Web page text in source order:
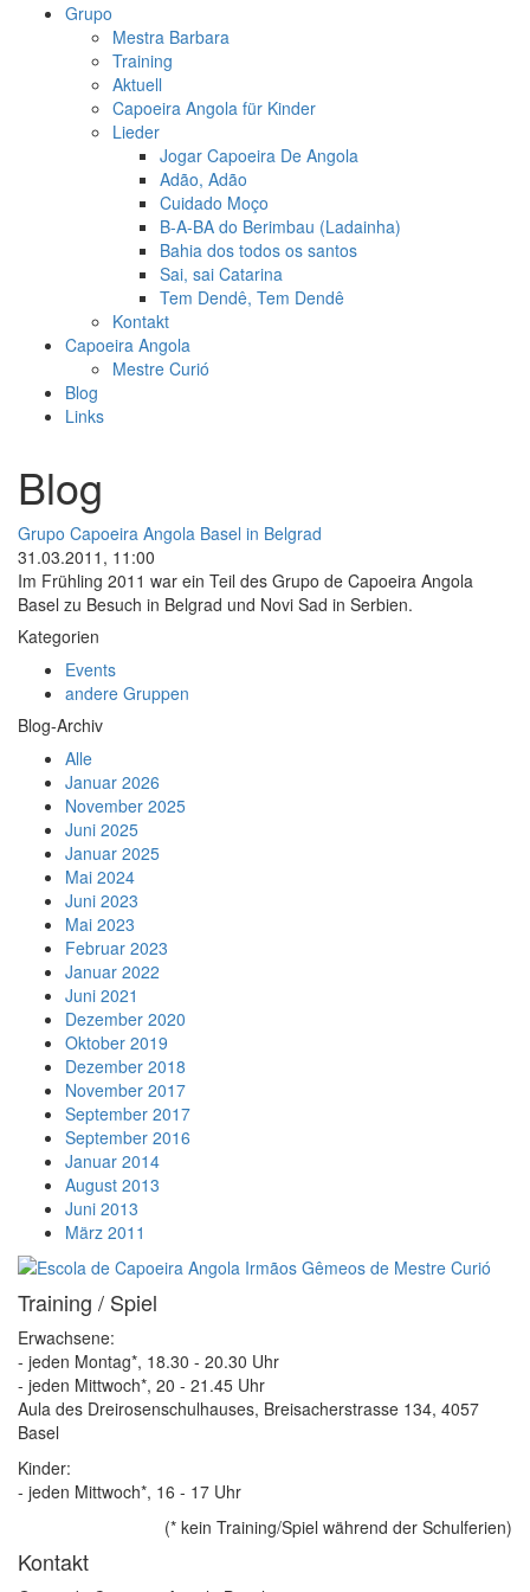
Grupo
Mestra Barbara
Training
Aktuell
Capoeira Angola für Kinder
Lieder
Jogar Capoeira De Angola
Adão, Adão
Cuidado Moço
B-A-BA do Berimbau (Ladainha)
Bahia dos todos os santos
Sai, sai Catarina
Tem Dendê, Tem Dendê
Kontakt
Capoeira Angola
Mestre Curió
Blog
Links
Blog
Grupo Capoeira Angola Basel in Belgrad
31.03.2011, 11:00
Im Frühling 2011 war ein Teil des Grupo de Capoeira Angola
Basel zu Besuch in Belgrad und Novi Sad in Serbien.
Kategorien
Events
andere Gruppen
Blog-Archiv
Alle
Januar 2026
November 2025
Juni 2025
Januar 2025
Mai 2024
Juni 2023
Mai 2023
Februar 2023
Januar 2022
Juni 2021
Dezember 2020
Oktober 2019
Dezember 2018
November 2017
September 2017
September 2016
Januar 2014
August 2013
Juni 2013
März 2011
Training / Spiel
Erwachsene:
- jeden Montag*, 18.30 - 20.30 Uhr
- jeden Mittwoch*, 20 - 21.45 Uhr
Aula des Dreirosenschulhauses, Breisacherstrasse 134, 4057
Basel
Kinder:
- jeden Mittwoch*, 16 - 17 Uhr
(* kein Training/Spiel während der Schulferien)
Kontakt